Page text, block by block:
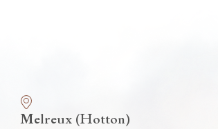
Melreux (Hotton)